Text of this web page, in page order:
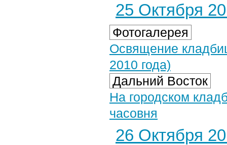
25 Октября
Фотогалерея
Освящение
2010 года)
Дальний Восток
На городском
часовня
26 Октября